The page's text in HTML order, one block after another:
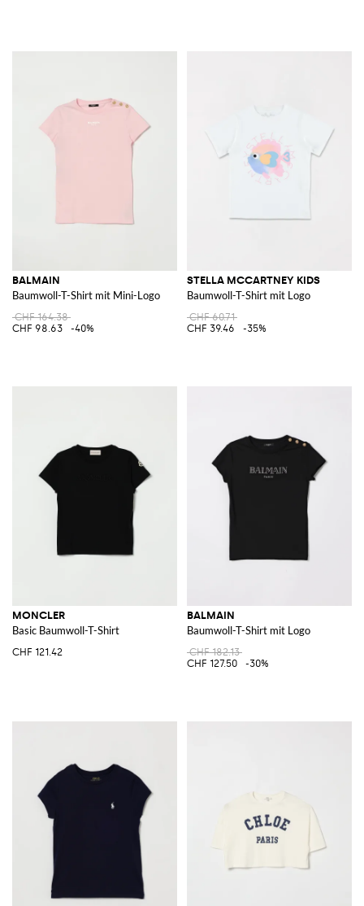
BALMAIN
Baumwoll-T-Shirt mit Mini-Logo
CHF 164.38
CHF 98.63
-40%
STELLA MCCARTNEY KIDS
Baumwoll-T-Shirt mit Logo
CHF 60.71
CHF 39.46
-35%
MONCLER
Basic Baumwoll-T-Shirt
CHF 121.42
BALMAIN
Baumwoll-T-Shirt mit Logo
CHF 182.13
CHF 127.50
-30%